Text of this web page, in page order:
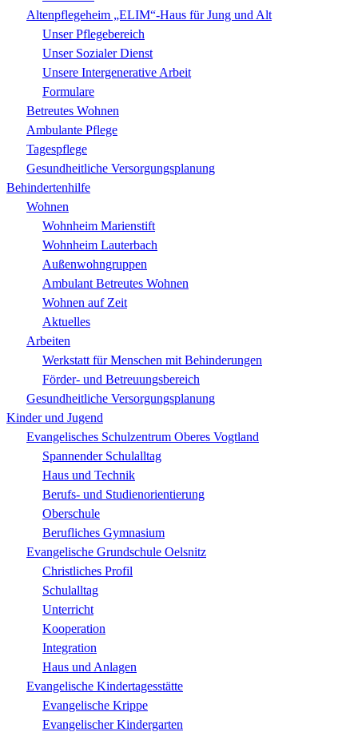
Altenpflegeheim „ELIM“-Haus für Jung und Alt
Unser Pflegebereich
Unser Sozialer Dienst
Unsere Intergenerative Arbeit
Formulare
Betreutes Wohnen
Ambulante Pflege
Tagespflege
Gesundheitliche Versorgungsplanung
Behindertenhilfe
Wohnen
Wohnheim Marienstift
Wohnheim Lauterbach
Außenwohngruppen
Ambulant Betreutes Wohnen
Wohnen auf Zeit
Aktuelles
Arbeiten
Werkstatt für Menschen mit Behinderungen
Förder- und Betreuungsbereich
Gesundheitliche Versorgungsplanung
Kinder und Jugend
Evangelisches Schulzentrum Oberes Vogtland
Spannender Schulalltag
Haus und Technik
Berufs- und Studienorientierung
Oberschule
Berufliches Gymnasium
Evangelische Grundschule Oelsnitz
Christliches Profil
Schulalltag
Unterricht
Kooperation
Integration
Haus und Anlagen
Evangelische Kindertagesstätte
Evangelische Krippe
Evangelischer Kindergarten